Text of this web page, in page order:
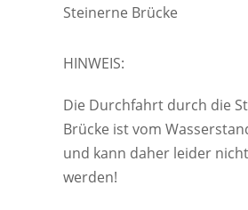
Steinerne Brücke
HINWEIS:
Die Durchfahrt durch die
Brücke ist vom
und kann daher leider
werden!